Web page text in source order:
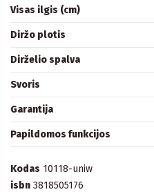
Visas ilgis (cm)
Diržo plotis
Dirželio spalva
Svoris
Garantija
Papildomos funkcijos
Kodas 10118-uniw
isbn 3818505176